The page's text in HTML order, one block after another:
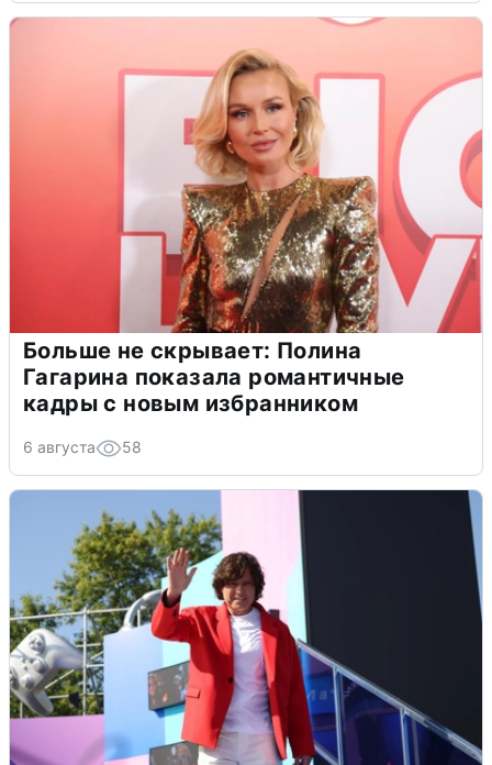
Больше не скрывает: Полина
Гагарина показала романтичные
кадры с новым избранником
6 августа 58